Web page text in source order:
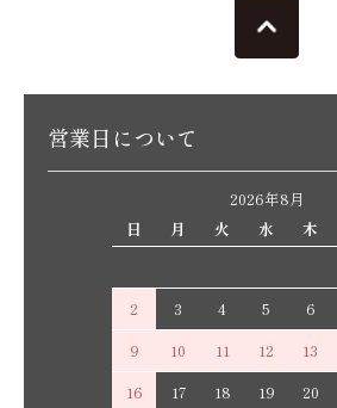
営業日について
2026年8月
日
月 火 水 木
2
3 4 5 6
9
10 11 12 13
16
17 18 19 20